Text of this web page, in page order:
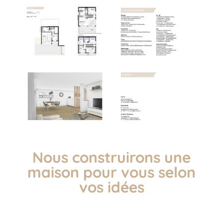
Nous construirons une
maison pour vous selon
vos idées